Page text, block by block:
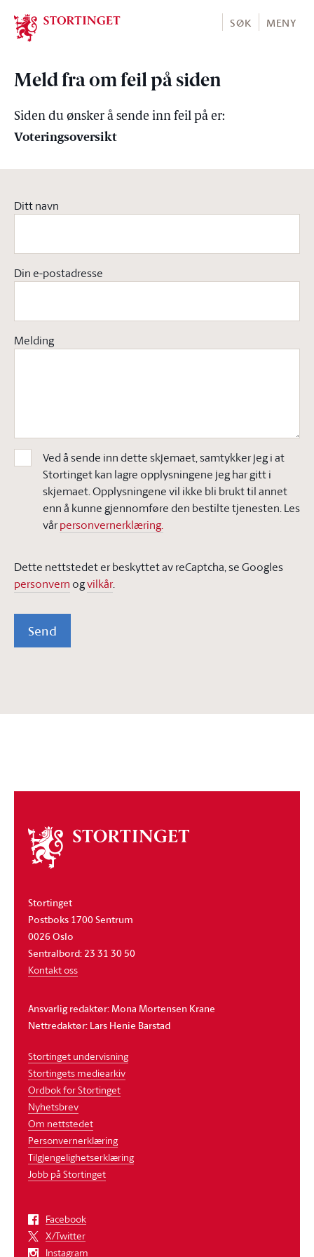
Stortinget.no
SØK MENY
Meld fra om feil på siden
Siden du ønsker å sende inn feil på er:
Voteringsoversikt
Ditt navn
Din e-postadresse
Melding
Ved å sende inn dette skjemaet, samtykker jeg i at
Stortinget kan lagre opplysningene jeg har gitt i
skjemaet. Opplysningene vil ikke bli brukt til annet
enn å kunne gjennomføre den bestilte tjenesten. Les
vårpersonvernerklæring.
Dette nettstedet er beskyttet av reCaptcha, se Googles
personvern ogvilkår.
Send
Om
stortinget
Stortinget
Postboks 1700 Sentrum
0026 Oslo
Sentralbord: 23 31 30 50
Kontakt oss
Ansvarlig redaktør: Mona Mortensen Krane
Nettredaktør: Lars Henie Barstad
Stortinget undervisning
Stortingets mediearkiv
Ordbok for Stortinget
Nyhetsbrev
Om nettstedet
Personvernerklæring
Tilgjengelighetserklæring
Jobb på Stortinget
Facebook
X/Twitter
Instagram